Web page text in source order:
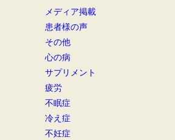
メディア掲載
患者様の声
その他
心の病
サプリメント
疲労
不眠症
冷え症
不妊症